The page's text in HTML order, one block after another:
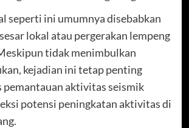
seperti ini umumnya disebabkan
lokal atau pergerakan lempeng
tidak menimbulkan
kejadian ini tetap penting
pemantauan aktivitas seismik
potensi peningkatan aktivitas di